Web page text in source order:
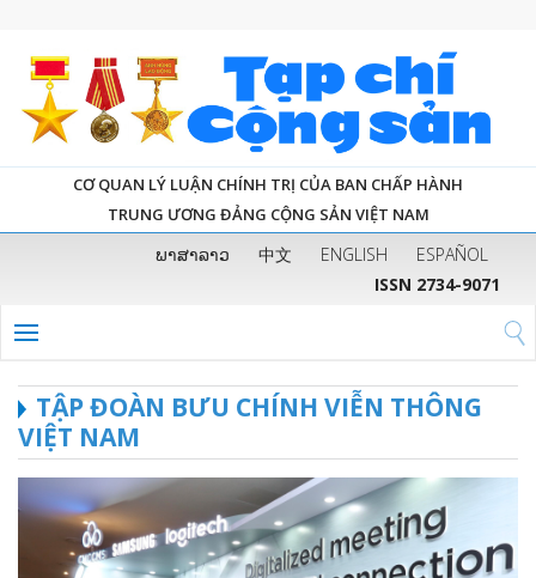
CƠ QUAN LÝ LUẬN CHÍNH TRỊ CỦA BAN CHẤP HÀNH
TRUNG ƯƠNG ĐẢNG CỘNG SẢN VIỆT NAM
ພາສາລາວ 中文 ENGLISH
ESPAÑOL
ISSN 2734-9071
TẬP ĐOÀN BƯU CHÍNH VIỄN THÔNG
VIỆT NAM